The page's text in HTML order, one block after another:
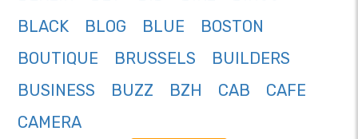
BLACK
BLOG BLUE
BOSTON
BOUTIQUE
BRUSSELS
BUILDERS
BUSINESS
BUZZ BZH CAB
CAFE
CAMERA